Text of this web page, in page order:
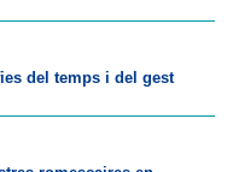
del temps i del gest